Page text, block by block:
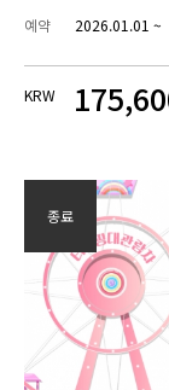
예약 2026.01.01 ~
KRW
종료